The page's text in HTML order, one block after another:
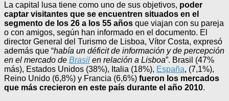
La capital lusa tiene como uno de sus objetivos, poder
captar visitantes que se encuentren situados en el
segmento de los 26 a los 55 años que viajan con su pareja
o con amigos, según han informado en el documento. El
director General del Turismo de Lisboa, Vítor Costa, expresó
además que “había un déficit de información y de percepción
en el mercado de Brasil en relación a Lisboa”. Brasil (47%
más), Estados Unidos (38%), Italia (18%), España, (7,1%),
Reino Unido (6,8%) y Francia (6,6%) fueron los mercados
que más crecieron en este país durante el año 2010.